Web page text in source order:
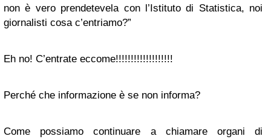
non è vero prendetevela con l’Istituto di Statistica, noi
giornalisti cosa c’entriamo?”
Eh no! C’entrate eccome!!!!!!!!!!!!!!!!!!!
Perché che informazione è se non informa?
Come possiamo continuare a chiamare organi di